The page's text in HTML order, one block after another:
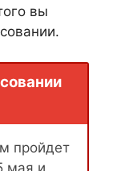
вы
пройдет
мая и